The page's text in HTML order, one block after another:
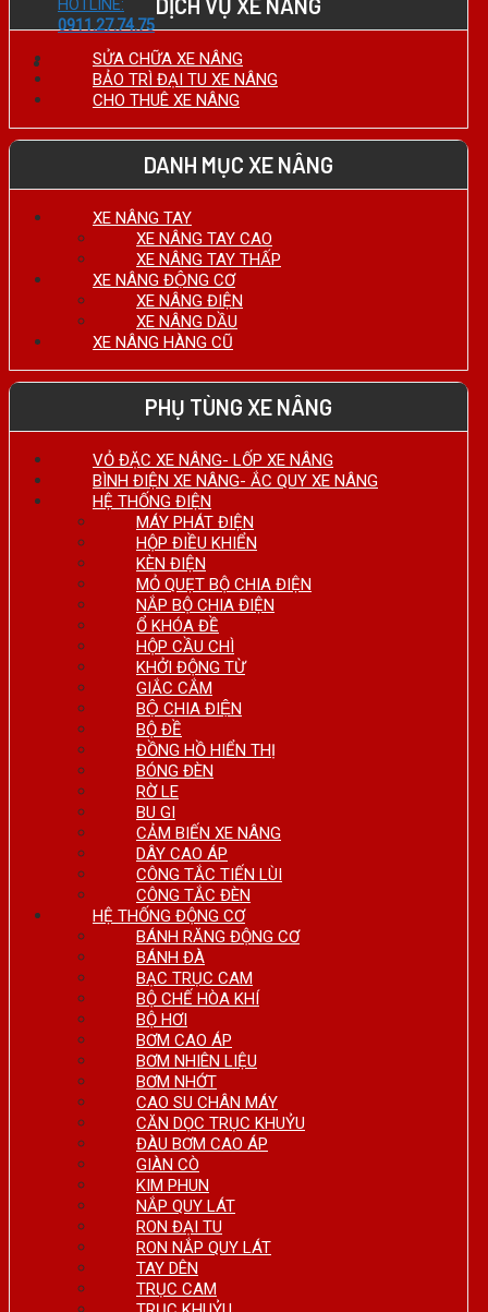
HOTLINE:
0911.27.74.75
DỊCH VỤ XE NÂNG
SỬA CHỮA XE NÂNG
BẢO TRÌ ĐẠI TU XE NÂNG
CHO THUÊ XE NÂNG
DANH MỤC XE NÂNG
XE NÂNG TAY
XE NÂNG TAY CAO
XE NÂNG TAY THẤP
XE NÂNG ĐỘNG CƠ
XE NÂNG ĐIỆN
XE NÂNG DẦU
XE NÂNG HÀNG CŨ
PHỤ TÙNG XE NÂNG
VỎ ĐẶC XE NÂNG- LỐP XE NÂNG
BÌNH ĐIỆN XE NÂNG- ẮC QUY XE NÂNG
HỆ THỐNG ĐIỆN
MÁY PHÁT ĐIỆN
HỘP ĐIỀU KHIỂN
KÈN ĐIỆN
MỎ QUẸT BỘ CHIA ĐIỆN
NẮP BỘ CHIA ĐIỆN
Ổ KHÓA ĐỀ
HỘP CẦU CHÌ
KHỞI ĐỘNG TỪ
GIẮC CẮM
BỘ CHIA ĐIỆN
BỘ ĐỀ
ĐỒNG HỒ HIỂN THỊ
BÓNG ĐÈN
RỜ LE
BU GI
CẢM BIẾN XE NÂNG
DÂY CAO ÁP
CÔNG TẮC TIẾN LÙI
CÔNG TẮC ĐÈN
HỆ THỐNG ĐỘNG CƠ
BÁNH RĂNG ĐỘNG CƠ
BÁNH ĐÀ
BẠC TRỤC CAM
BỘ CHẾ HÒA KHÍ
BỘ HƠI
BƠM CAO ÁP
BƠM NHIÊN LIỆU
BƠM NHỚT
CAO SU CHÂN MÁY
CĂN DỌC TRỤC KHUỶU
ĐÀU BƠM CAO ÁP
GIÀN CÒ
KIM PHUN
NẮP QUY LÁT
RON ĐẠI TU
RON NẮP QUY LÁT
TAY DÊN
TRỤC CAM